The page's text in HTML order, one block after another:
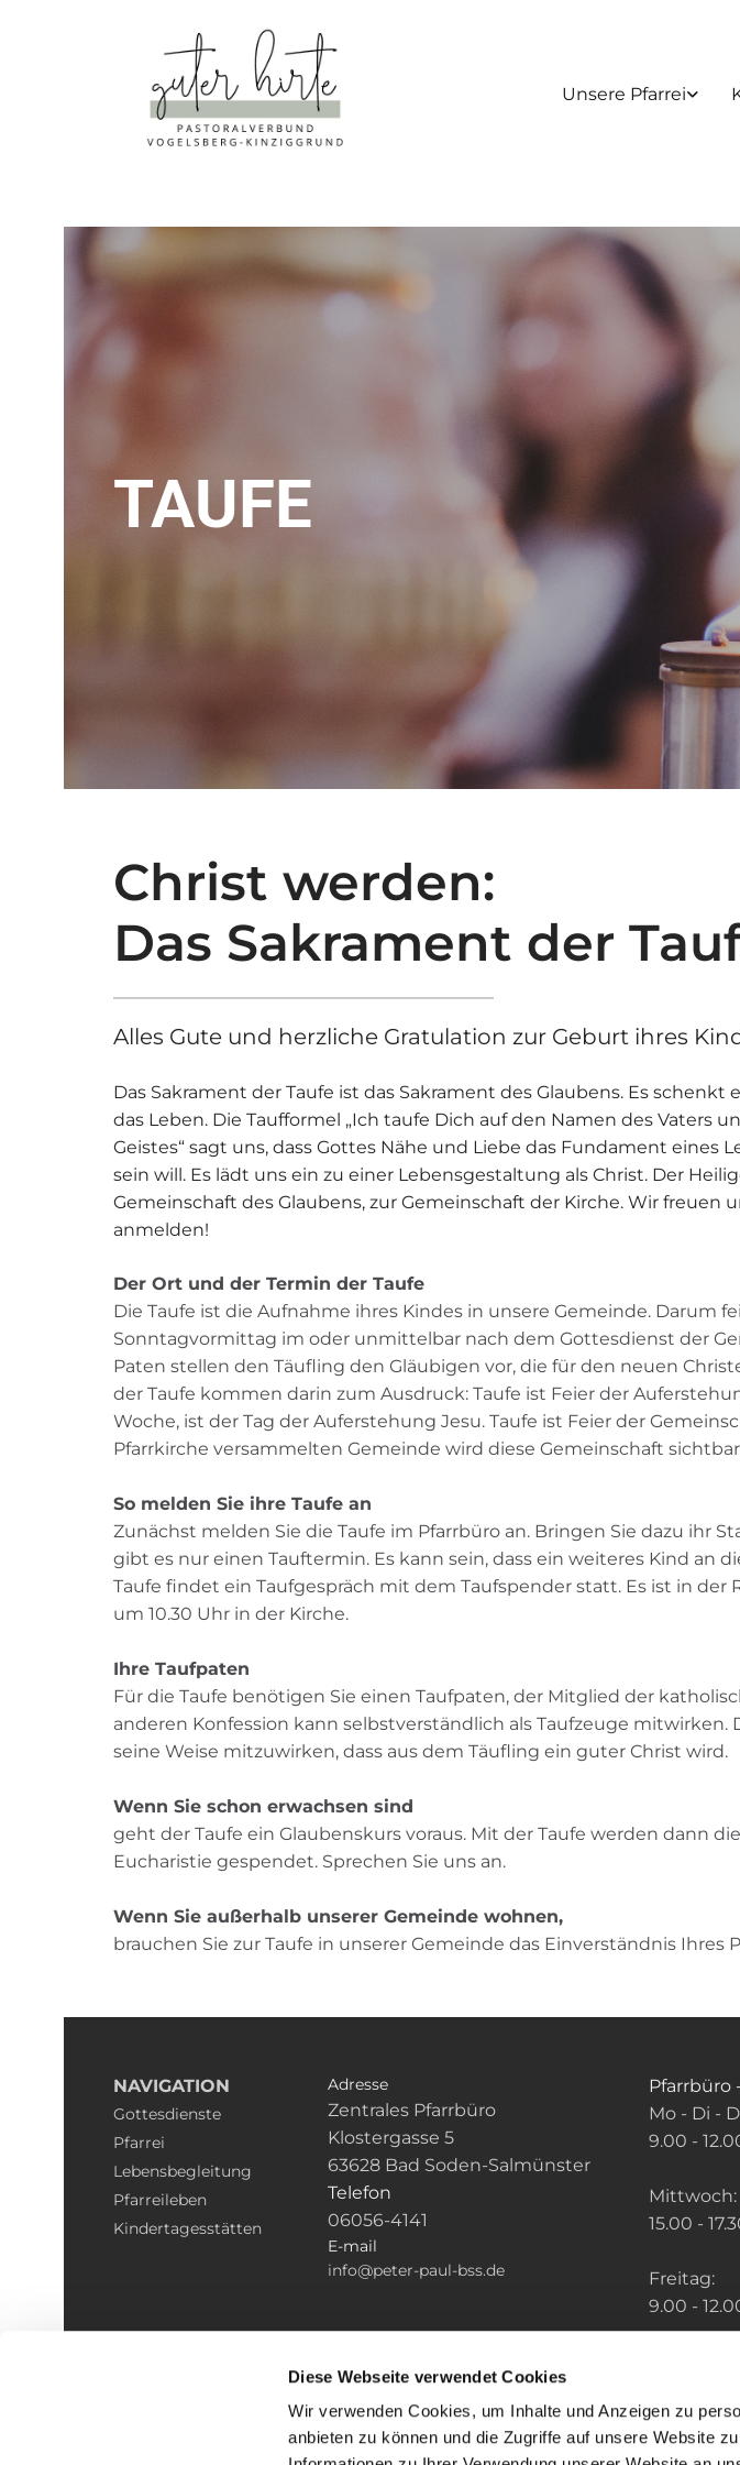
Diese Webseite verwendet Cookies
Wir verwenden Cookies, um Inhalte und Anzeigen zu
anbieten zu können und die Zugriffe auf unsere Website
Unsere Pfarrei
TAUFE
Christ werden:
Das Sakrament der
Alles Gute und herzliche Gratulation zur Geburt ihres
Das Sakrament der Taufe ist das Sakrament des Glaubens. Es
das Leben. Die Taufformel „Ich taufe Dich auf den Namen des Vaters
Geistes“ sagt uns, dass Gottes Nähe und Liebe das Fundament eines
sein will. Es lädt uns ein zu einer Lebensgestaltung als Christ. Der
Gemeinschaft des Glaubens, zur Gemeinschaft der Kirche. Wir freuen
anmelden!
Der Ort und der Termin der Taufe
Die Taufe ist die Aufnahme ihres Kindes in unsere Gemeinde. Darum
Sonntagvormittag im oder unmittelbar nach dem Gottesdienst der
Paten stellen den Täufling den Gläubigen vor, die für den neuen
der Taufe kommen darin zum Ausdruck: Taufe ist Feier der
Woche, ist der Tag der Auferstehung Jesu. Taufe ist Feier der
Pfarrkirche versammelten Gemeinde wird diese Gemeinschaft
So melden Sie ihre Taufe an
Zunächst melden Sie die Taufe im Pfarrbüro an. Bringen Sie dazu ihr
gibt es nur einen Tauftermin. Es kann sein, dass ein weiteres Kind an
Taufe findet ein Taufgespräch mit dem Taufspender statt. Es ist in der
um 10.30 Uhr in der Kirche.
Ihre Taufpaten
Für die Taufe benötigen Sie einen Taufpaten, der Mitglied der
anderen Konfession kann selbstverständlich als Taufzeuge mitwirken.
seine Weise mitzuwirken, dass aus dem Täufling ein guter Christ wird.
Wenn Sie schon erwachsen sind
geht der Taufe ein Glaubenskurs voraus. Mit der Taufe werden dann
Eucharistie gespendet. Sprechen Sie uns an.
Wenn Sie außerhalb unserer Gemeinde wohnen,
brauchen Sie zur Taufe in unserer Gemeinde das Einverständnis Ihres
NAVIGATION
Gottesdienste
Pfarrei
Lebensbegleitung
Pfarreileben
Kindertagesstätten
Adresse
Zentrales Pfarrbüro
Klostergasse 5
63628 Bad Soden-Salmünster
Telefon
06056-4141
E-mail
info@peter-paul-bss.de
Pfarrbüro
Mo - Di -
9.00 -
Mittwoch:
15.00 -
Freitag:
9.00 -